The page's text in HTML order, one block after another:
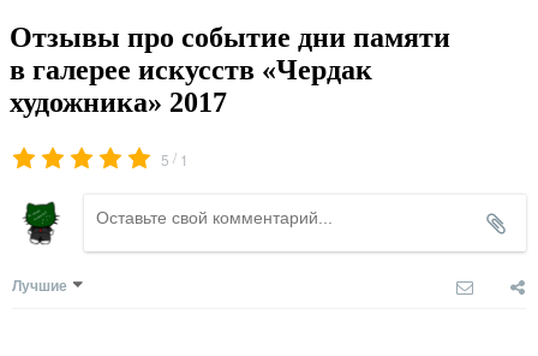
Отзывы про событие дни памяти
в галерее искусств «Чердак
художника» 2017
5 / 1
Лучшие